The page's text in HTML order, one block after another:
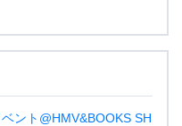
ント@HMV&BOOKS SH